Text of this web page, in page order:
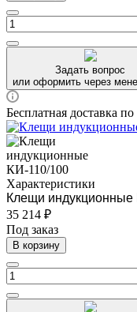
Задать вопрос
или оформить через
Бесплатная доставка
Характеристики
Клещи индукционные
35 214 ₽
Под заказ
В корзину